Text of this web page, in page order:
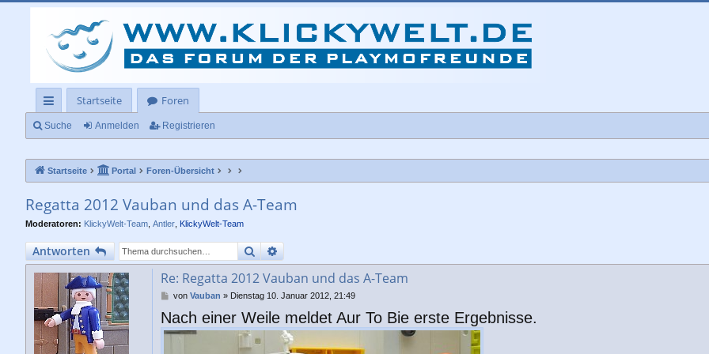
ch
llz
rif
f
Startseite
Foren
Suche Anmelden Registrieren
Startseite Portal Foren-Übersicht
Regatta 2012 Vauban und das A-Team
Moderatoren: KlickyWelt-Team Antler KlickyWelt-Team
Antworten SucheErweiterte Suche
Re: Regatta 2012 Vauban und das A-Team
B
t
von Vauban » Dienstag 10. Januar 2012, 21:49
Nach einer Weile meldet Aur To Bie erste Ergebnisse.